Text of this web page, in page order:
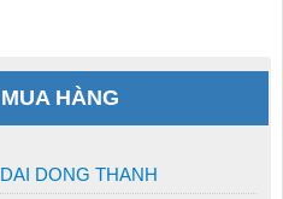
HÀNG
DONG THANH